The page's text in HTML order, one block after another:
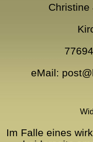
Christine
eMail:
Im Falle eines